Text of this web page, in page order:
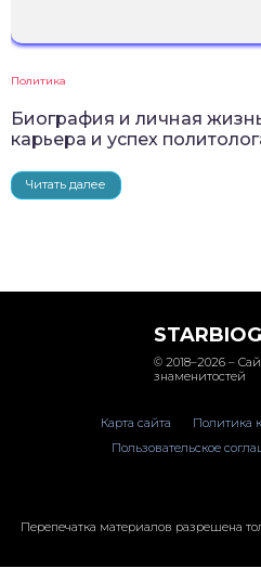
Политика
Биография и личная
карьера и успех
Читать далее
© 2018–2026 –
знаменитостей
Карта сайта
Политика
Пользовательское
Перепечатка материалов разрешена